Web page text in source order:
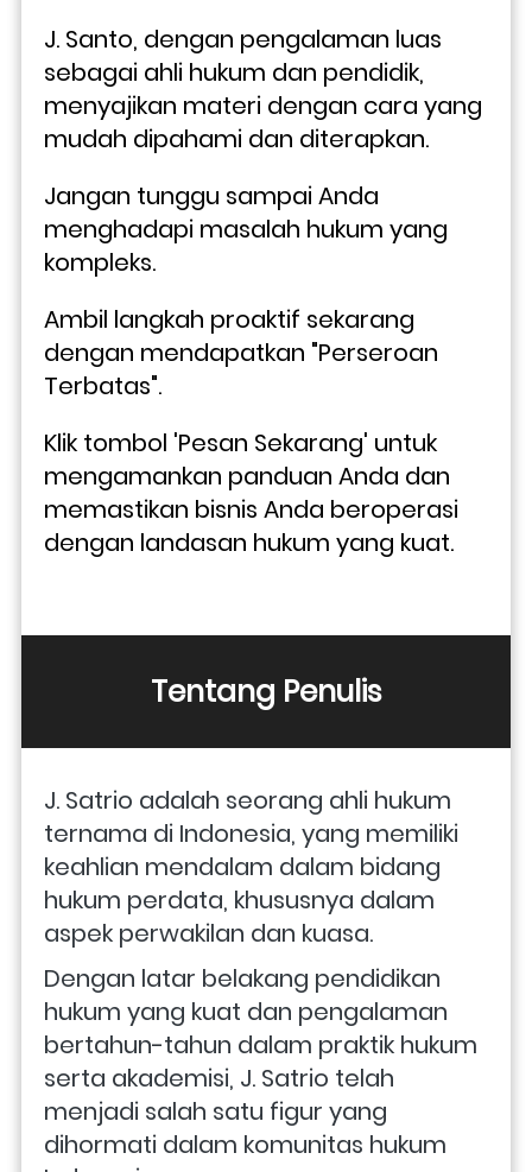
J. Santo, dengan pengalaman luas
sebagai ahli hukum dan pendidik,
menyajikan materi dengan cara yang
mudah dipahami dan diterapkan.
Jangan tunggu sampai Anda
menghadapi masalah hukum yang
kompleks.
Ambil langkah proaktif sekarang
dengan mendapatkan "Perseroan
Terbatas".
Klik tombol 'Pesan Sekarang' untuk
mengamankan panduan Anda dan
memastikan bisnis Anda beroperasi
dengan landasan hukum yang kuat.
Tentang Penulis
J. Satrio adalah seorang ahli hukum
ternama di Indonesia, yang memiliki
keahlian mendalam dalam bidang
hukum perdata, khususnya dalam
aspek perwakilan dan kuasa.
Dengan latar belakang pendidikan
hukum yang kuat dan pengalaman
bertahun-tahun dalam praktik hukum
serta akademisi, J. Satrio telah
menjadi salah satu figur yang
dihormati dalam komunitas hukum